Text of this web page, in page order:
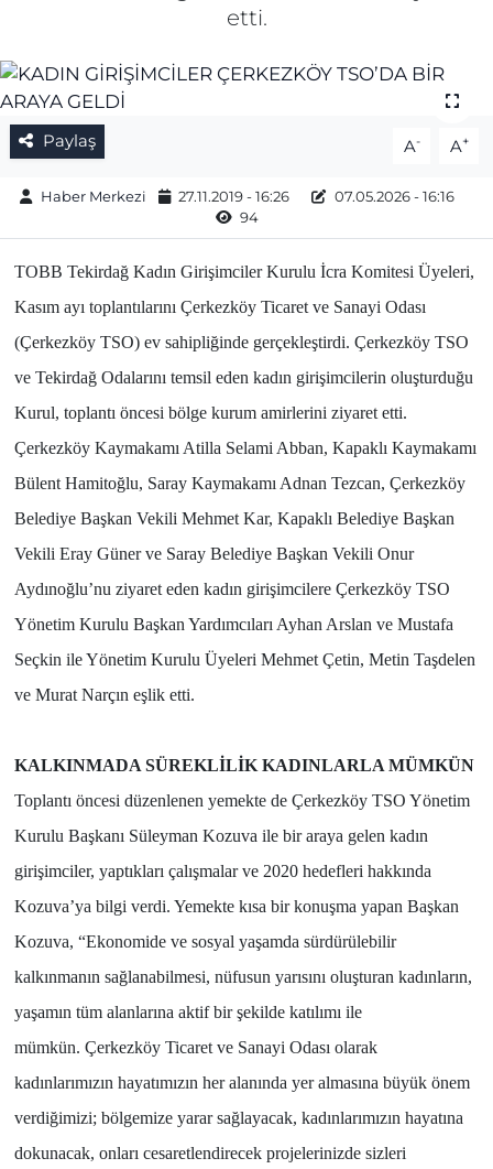
etti.
Paylaş A- A+
Haber Merkezi 27.11.2019 - 16:26
07.05.2026 - 16:16
94
TOBB Tekirdağ Kadın Girişimciler Kurulu İcra Komitesi Üyeleri,
Kasım ayı toplantılarını Çerkezköy Ticaret ve Sanayi Odası
(Çerkezköy TSO) ev sahipliğinde gerçekleştirdi. Çerkezköy TSO
ve Tekirdağ Odalarını temsil eden kadın girişimcilerin oluşturduğu
Kurul, toplantı öncesi bölge kurum amirlerini ziyaret etti.
Çerkezköy Kaymakamı Atilla Selami Abban, Kapaklı Kaymakamı
Bülent Hamitoğlu, Saray Kaymakamı Adnan Tezcan, Çerkezköy
Belediye Başkan Vekili Mehmet Kar, Kapaklı Belediye Başkan
Vekili Eray Güner ve Saray Belediye Başkan Vekili Onur
Aydınoğlu’nu ziyaret eden kadın girişimcilere Çerkezköy TSO
Yönetim Kurulu Başkan Yardımcıları Ayhan Arslan ve Mustafa
Seçkin ile Yönetim Kurulu Üyeleri Mehmet Çetin, Metin Taşdelen
ve Murat Narçın eşlik etti.
KALKINMADA SÜREKLİLİK KADINLARLA MÜMKÜN
Toplantı öncesi düzenlenen yemekte de Çerkezköy TSO Yönetim
Kurulu Başkanı Süleyman Kozuva ile bir araya gelen kadın
girişimciler, yaptıkları çalışmalar ve 2020 hedefleri hakkında
Kozuva’ya bilgi verdi. Yemekte kısa bir konuşma yapan Başkan
Kozuva, “Ekonomide ve sosyal yaşamda sürdürülebilir
kalkınmanın sağlanabilmesi, nüfusun yarısını oluşturan kadınların,
yaşamın tüm alanlarına aktif bir şekilde katılımı ile
mümkün. Çerkezköy Ticaret ve Sanayi Odası olarak
kadınlarımızın hayatımızın her alanında yer almasına büyük önem
verdiğimizi; bölgemize yarar sağlayacak, kadınlarımızın hayatına
dokunacak, onları cesaretlendirecek projelerinizde sizleri
Gizlilik Sözleşmesi
İletişim
Künye
Topluluk Kuralları
Yayın İlkeleri